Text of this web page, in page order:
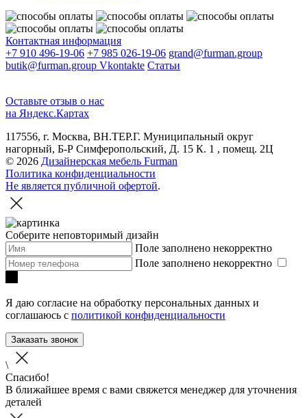
Контактная информация
+7 910 496-19-06 +7 985 026-19-06 grand@furman.group
butik@furman.group Vkontakte Статьи
Оставьте отзыв о нас
на Яндекс.Картах
117556, г. Москва, ВН.ТЕР.Г. Муниципальный округ
нагорный, Б-Р Симферопольский, Д. 15 К. 1 , помещ. 2Ц
© 2026 Дизайнерская мебель Furman
Политика конфиденциальности
Не является публичной офертой.
Соберите неповторимый дизайн
Поле заполнено некорректно
Поле заполнено некорректно
Я даю согласие на обработку персональных данных и
соглашаюсь с политикой конфиденциальности
Заказать звонок
\
Спасибо!
В ближайшее время с вами свяжется менеджер для уточнения
деталей